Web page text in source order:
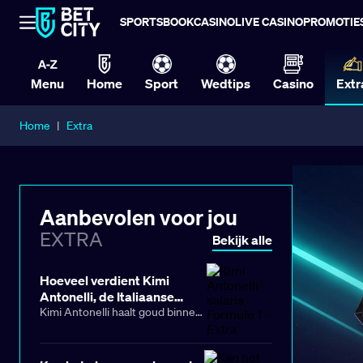
SPORTSBOOKCASINOLIVE CASINO
Menu Home Sport Wedtips Casino
Home | Extra
Aanbevolen voor jou
EXTRA Bekijk alle
Hoeveel verdient Kimi
Antonelli, de Italiaanse
coureur die zijn eerste
gewonnen?
Kimi Antonelli haalt goud binnen
de Formule 1. Zóveel verdient de